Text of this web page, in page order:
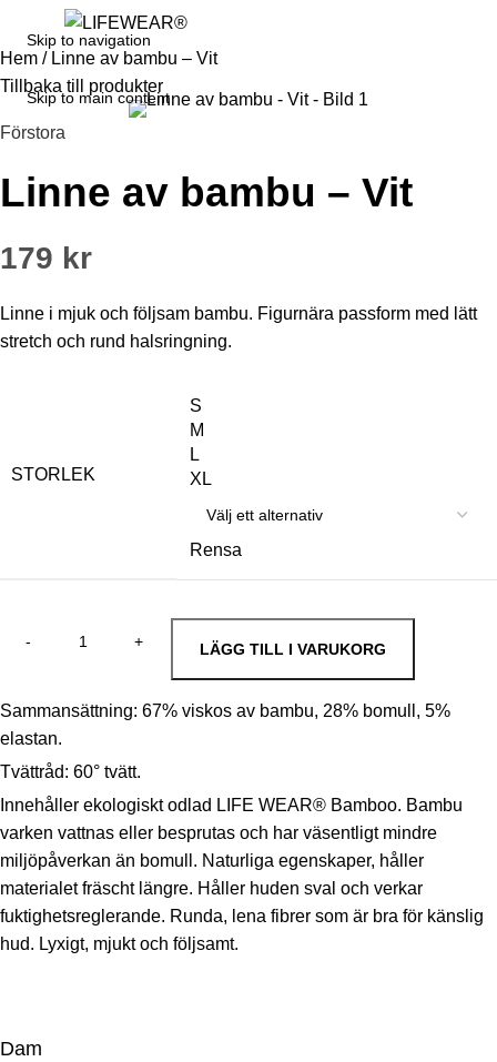
Skip to navigation
Skip to main content
Hem / Linne av bambu – Vit
Tillbaka till produkter
Förstora
Linne av bambu – Vit
179 kr
Linne i mjuk och följsam bambu. Figurnära passform med lätt
stretch och rund halsringning.
STORLEK
S
M
L
XL
Rensa
LÄGG TILL I VARUKORG
Sammansättning: 67% viskos av bambu, 28% bomull, 5%
elastan.
Tvättråd: 60° tvätt.
Innehåller ekologiskt odlad LIFE WEAR® Bamboo. Bambu
varken vattnas eller besprutas och har väsentligt mindre
miljöpåverkan än bomull. Naturliga egenskaper, håller
materialet fräscht längre. Håller huden sval och verkar
fuktighetsreglerande. Runda, lena fibrer som är bra för känslig
hud. Lyxigt, mjukt och följsamt.
Dam